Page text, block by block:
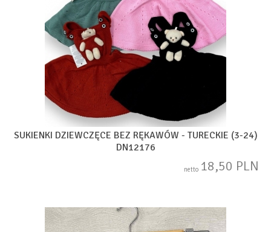
SUKIENKI DZIEWCZĘCE BEZ RĘKAWÓW - TURECKIE (3-24)
DN12176
netto 18,50 PLN